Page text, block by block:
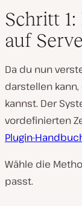
Schritt
auf
Da du nun
darstellen
kannst. Der
vordefinierten
Plugin-
Wähle die
passt.